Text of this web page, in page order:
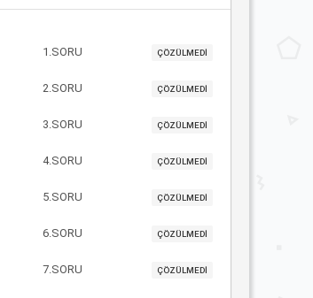
1.SORU ÇÖZÜLMEDİ
2.SORU ÇÖZÜLMEDİ
3.SORU ÇÖZÜLMEDİ
4.SORU ÇÖZÜLMEDİ
5.SORU ÇÖZÜLMEDİ
6.SORU ÇÖZÜLMEDİ
7.SORU ÇÖZÜLMEDİ